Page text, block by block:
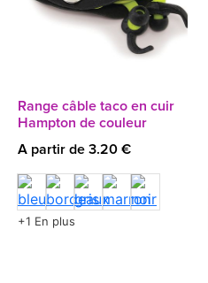
Range câble taco en cuir
Hampton de couleur
A partir de 3.20 €
+1 En plus